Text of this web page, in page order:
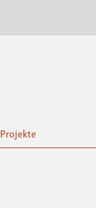
Projekte